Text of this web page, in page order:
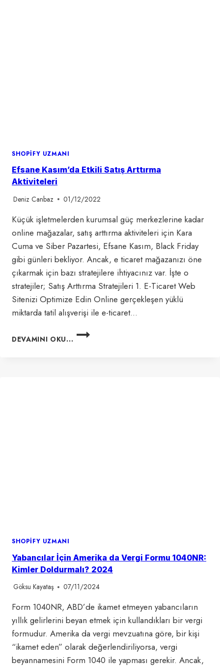
SHOPIFY UZMANI
Efsane Kasım’da Etkili Satış Arttırma
Aktiviteleri
Deniz Canbaz
01/12/2022
Küçük işletmelerden kurumsal güç merkezlerine kadar
online mağazalar, satış arttırma aktiviteleri için Kara
Cuma ve Siber Pazartesi, Efsane Kasım, Black Friday
gibi günleri bekliyor. Ancak, e ticaret mağazanızı öne
çıkarmak için bazı stratejilere ihtiyacınız var. İşte o
stratejiler; Satış Arttırma Stratejileri 1. E-Ticaret Web
Sitenizi Optimize Edin Online gerçekleşen yüklü
miktarda tatil alışverişi ile e-ticaret…
DEVAMINI OKU...
EFSANE
SHOPIFY UZMANI
Yabancılar İçin Amerika da Vergi Formu 1040NR:
Kimler Doldurmalı? 2024
Göksu Kayataş
07/11/2024
Form 1040NR, ABD’de ikamet etmeyen yabancıların
yıllık gelirlerini beyan etmek için kullandıkları bir vergi
formudur. Amerika da vergi mevzuatına göre, bir kişi
“ikamet eden” olarak değerlendiriliyorsa, vergi
beyannamesini Form 1040 ile yapması gerekir. Ancak,